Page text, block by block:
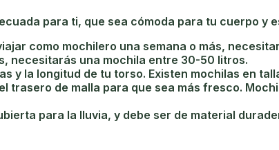
para ti, que sea cómoda para tu cuerpo y
como mochilero una semana o más,
necesitarás una mochila entre 30-50 litros.
y la longitud de tu torso. Existen mochilas en
trasero de malla para que sea más fresco.
para la lluvia, y debe ser de material